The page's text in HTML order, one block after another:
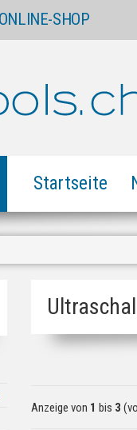
SHOP
Startseite
Anzeige von 1 bis 3